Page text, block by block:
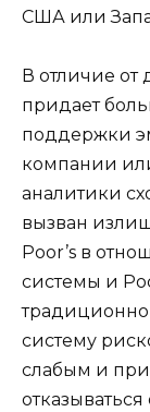
США или
В отличие от
придает
поддержки
компании
аналитики
вызван
Poor’s в
системы и
традиционно
систему
слабым и